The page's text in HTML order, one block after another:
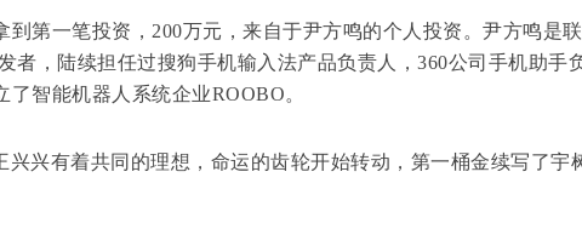
第一笔投资，200万元，来自于尹方鸣的个人投资。尹方鸣是
者，陆续担任过搜狗手机输入法产品负责人，360公司手机助手
了智能机器人系统企业ROOBO。
有着共同的理想，命运的齿轮开始转动，第一桶金续写了宇